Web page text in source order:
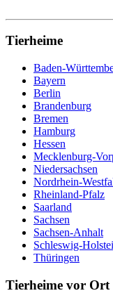
Tierheime
Baden-
Bayern
Berlin
Brandenburg
Bremen
Hamburg
Hessen
Mecklenburg-
Niedersachsen
Nordrhein-
Rheinland-Pfalz
Saarland
Sachsen
Sachsen-Anhalt
Schleswig-
Thüringen
Tierheime vor Ort